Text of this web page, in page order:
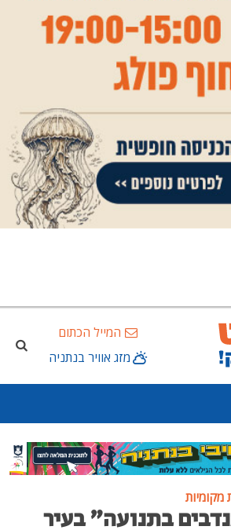
המייל הכתום
מזג אוויר בנתניה
בתנועה" בעיר